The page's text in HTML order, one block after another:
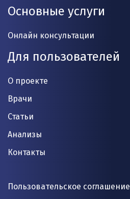
Основные услуги
Онлайн консультации
Для пользователей
О проекте
Врачи
Статьи
Анализы
Контакты
Пользовательское соглашение